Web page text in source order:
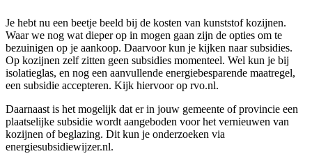
Je hebt nu een beetje beeld bij de kosten van kunststof kozijnen.
Waar we nog wat dieper op in mogen gaan zijn de opties om te
bezuinigen op je aankoop. Daarvoor kun je kijken naar subsidies.
Op kozijnen zelf zitten geen subsidies momenteel. Wel kun je bij
isolatieglas, en nog een aanvullende energiebesparende maatregel,
een subsidie accepteren. Kijk hiervoor op rvo.nl.
Daarnaast is het mogelijk dat er in jouw gemeente of provincie een
plaatselijke subsidie wordt aangeboden voor het vernieuwen van
kozijnen of beglazing. Dit kun je onderzoeken via
energiesubsidiewijzer.nl.